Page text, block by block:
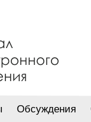
Обсуждения